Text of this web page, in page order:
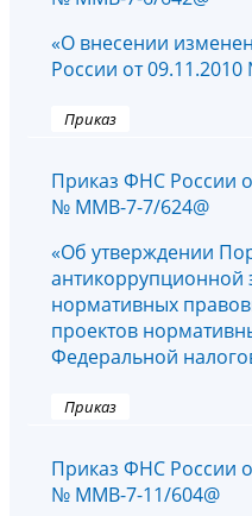
«О внесении
России от
Приказ
Приказ ФНС России
№ ММВ-7-7/624@
«Об утверждении
антикоррупционной
нормативных
проектов
Федеральной
Приказ
Приказ ФНС России
№ ММВ-7-11/604@